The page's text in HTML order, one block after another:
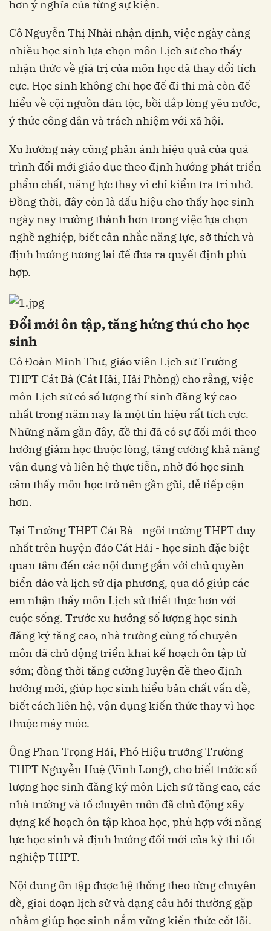
hơn ý nghĩa của từng sự kiện.
Cô Nguyễn Thị Nhài nhận định, việc ngày càng
nhiều học sinh lựa chọn môn Lịch sử cho thấy
nhận thức về giá trị của môn học đã thay đổi tích
cực. Học sinh không chỉ học để đi thi mà còn để
hiểu về cội nguồn dân tộc, bồi đắp lòng yêu nước,
ý thức công dân và trách nhiệm với xã hội.
Xu hướng này cũng phản ánh hiệu quả của quá
trình đổi mới giáo dục theo định hướng phát triển
phẩm chất, năng lực thay vì chỉ kiểm tra trí nhớ.
Đồng thời, đây còn là dấu hiệu cho thấy học sinh
ngày nay trưởng thành hơn trong việc lựa chọn
nghề nghiệp, biết cân nhắc năng lực, sở thích và
định hướng tương lai để đưa ra quyết định phù
hợp.
Đổi mới ôn tập, tăng hứng thú cho học
sinh
Cô Đoàn Minh Thư, giáo viên Lịch sử Trường
THPT Cát Bà (Cát Hải, Hải Phòng) cho rằng, việc
môn Lịch sử có số lượng thí sinh đăng ký cao
nhất trong năm nay là một tín hiệu rất tích cực.
Những năm gần đây, đề thi đã có sự đổi mới theo
hướng giảm học thuộc lòng, tăng cường khả năng
vận dụng và liên hệ thực tiễn, nhờ đó học sinh
cảm thấy môn học trở nên gần gũi, dễ tiếp cận
hơn.
Tại Trường THPT Cát Bà - ngôi trường THPT duy
nhất trên huyện đảo Cát Hải - học sinh đặc biệt
quan tâm đến các nội dung gắn với chủ quyền
biển đảo và lịch sử địa phương, qua đó giúp các
em nhận thấy môn Lịch sử thiết thực hơn với
cuộc sống. Trước xu hướng số lượng học sinh
đăng ký tăng cao, nhà trường cùng tổ chuyên
môn đã chủ động triển khai kế hoạch ôn tập từ
sớm; đồng thời tăng cường luyện đề theo định
hướng mới, giúp học sinh hiểu bản chất vấn đề,
biết cách liên hệ, vận dụng kiến thức thay vì học
thuộc máy móc.
Ông Phan Trọng Hải, Phó Hiệu trưởng Trường
THPT Nguyễn Huệ (Vĩnh Long), cho biết trước số
lượng học sinh đăng ký môn Lịch sử tăng cao, các
nhà trường và tổ chuyên môn đã chủ động xây
dựng kế hoạch ôn tập khoa học, phù hợp với năng
lực học sinh và định hướng đổi mới của kỳ thi tốt
nghiệp THPT.
Nội dung ôn tập được hệ thống theo từng chuyên
đề, giai đoạn lịch sử và dạng câu hỏi thường gặp
nhằm giúp học sinh nắm vững kiến thức cốt lõi.